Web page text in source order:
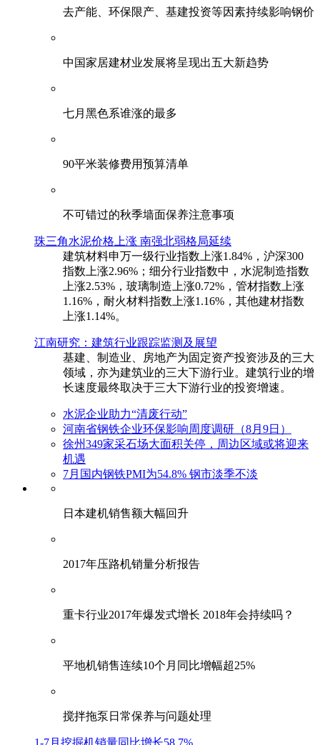
去产能、环保限产、基建投资等因素持续影响钢价
中国家居建材业发展将呈现出五大新趋势
七月黑色系谁涨的最多
90平米装修费用预算清单
不可错过的秋季墙面保养注意事项
珠三角水泥价格上涨 南强北弱格局延续
建筑材料申万一级行业指数上涨1.84%，沪深300
指数上涨2.96%；细分行业指数中，水泥制造指数
上涨2.53%，玻璃制造上涨0.72%，管材指数上涨
1.16%，耐火材料指数上涨1.16%，其他建材指数
上涨1.14%。
江南研究：建筑行业跟踪监测及展望
基建、制造业、房地产为固定资产投资涉及的三大
领域，亦为建筑业的三大下游行业。建筑行业的增
长速度最终取决于三大下游行业的投资增速。
水泥企业助力“清废行动”
河南省钢铁企业环保影响周度调研（8月9日）
徐州349家采石场大面积关停，周边区域或将迎来
机遇
7月国内钢铁PMI为54.8% 钢市淡季不淡
日本建机销售额大幅回升
2017年压路机销量分析报告
重卡行业2017年爆发式增长 2018年会持续吗？
平地机销售连续10个月同比增幅超25%
搅拌拖泵日常保养与问题处理